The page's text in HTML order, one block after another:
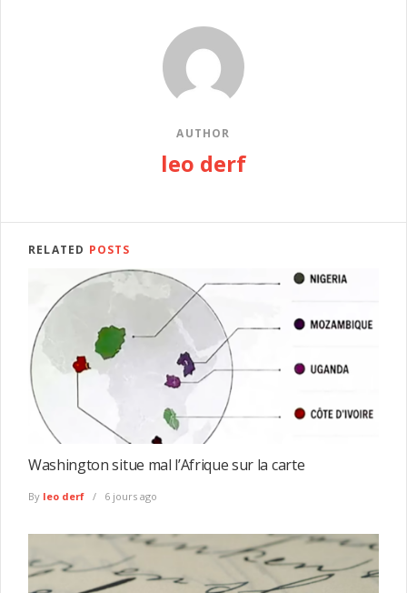
AUTHOR
leo derf
RELATED POSTS
Washington situe mal l’Afrique sur la carte
By leo derf 6 jours ago